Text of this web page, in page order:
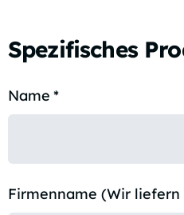
Spezifisches
Name *
Firmenname (Wir